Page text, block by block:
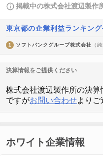
掲載中の株式会社渡辺製作
東京都の企業利益ランキング
1 ソフトバンクグループ株式会社 （
決算情報をご提供ください
株式会社渡辺製作所の決
ですがお問い合わせよりご
ホワイト企業情報